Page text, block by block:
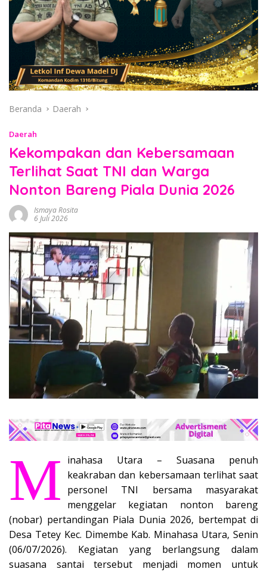
Beranda Daerah
Daerah
Kekompakan dan Kebersamaan
Terlihat Saat TNI dan Warga
Nonton Bareng Piala Dunia 2026
Ismaya Rosita
6 Juli 2026
M inahasa Utara – Suasana penuh
keakraban dan kebersamaan terlihat saat
personel TNI bersama masyarakat
menggelar kegiatan nonton bareng
(nobar) pertandingan Piala Dunia 2026, bertempat di
Desa Tetey Kec. Dimembe Kab. Minahasa Utara, Senin
(06/07/2026). Kegiatan yang berlangsung dalam
suasana santai tersebut menjadi momen untuk